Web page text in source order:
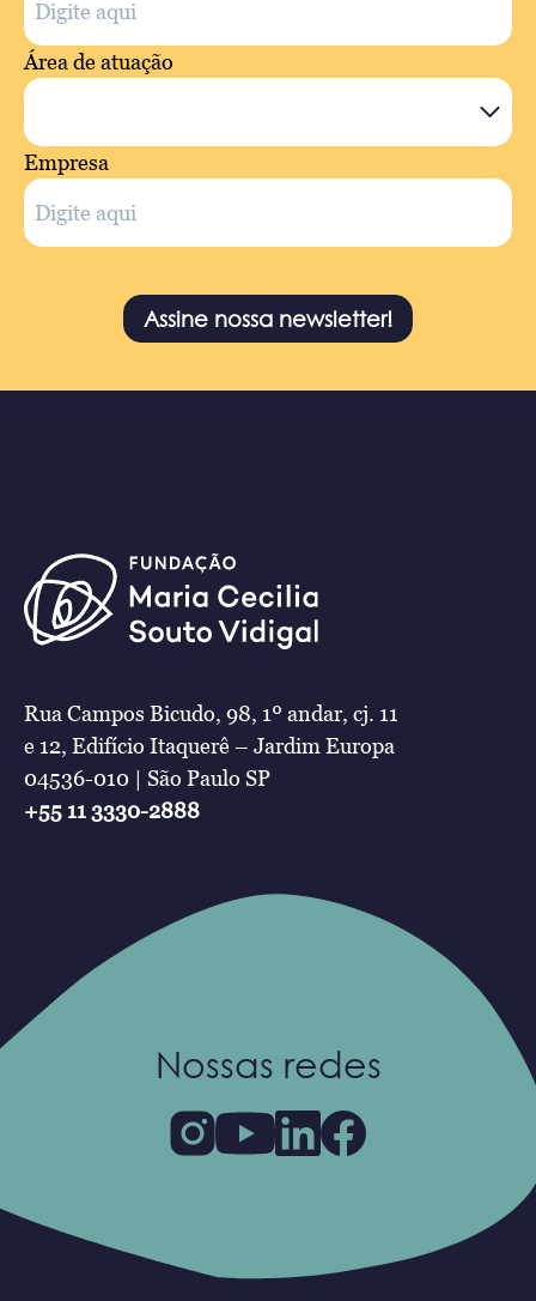
Área de atuação
Empresa
Assine nossa newsletter!
Rua Campos Bicudo, 98, 1º andar, cj. 11
e 12, Edifício Itaquerê – Jardim Europa
04536-010 | São Paulo SP
+55 11 3330-2888
Nossas redes